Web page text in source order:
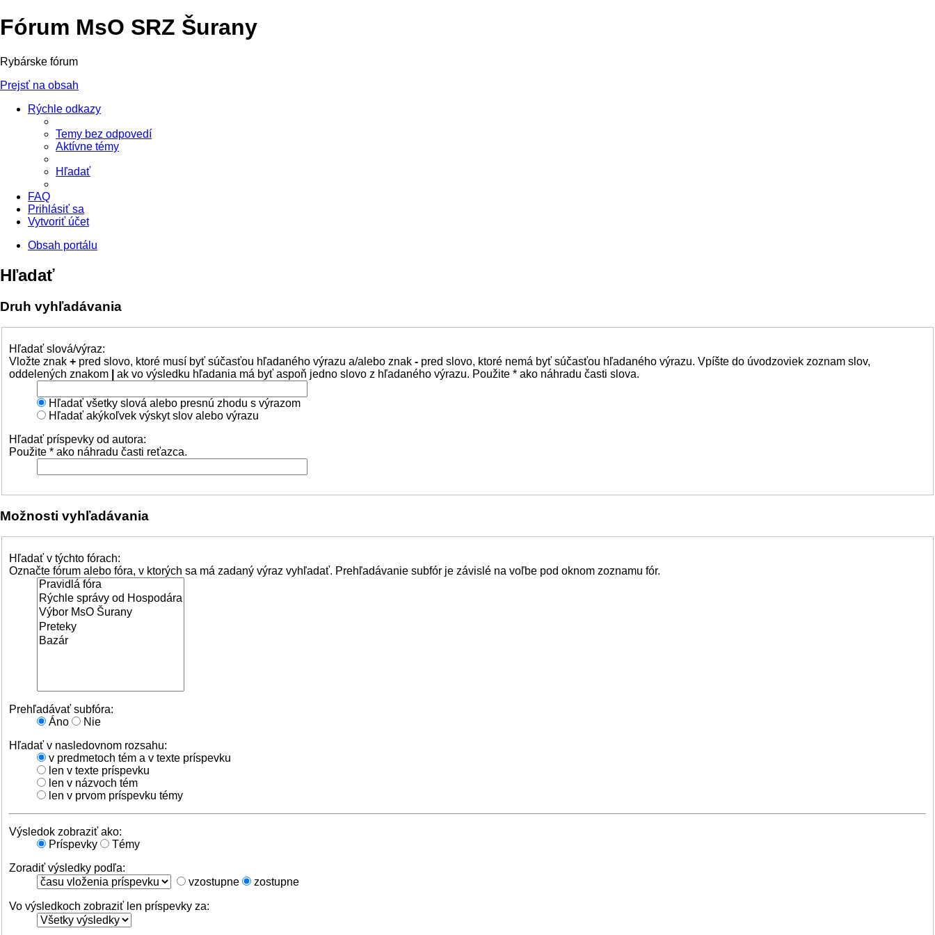
Fórum MsO SRZ Šurany
Rybárske fórum
Prejsť na obsah
Rýchle odkazy
Temy bez odpovedí
Aktívne témy
Hľadať
FAQ
Prihlásiť sa
Vytvoriť účet
Obsah portálu
Hľadať
Druh vyhľadávania
Hľadať slová/výraz:
Vložte znak + pred slovo, ktoré musí byť súčasťou hľadaného výrazu a/alebo znak - pred slovo, ktoré nemá byť súčasťou hľadaného výrazu. Vpíšte do úvodzoviek zoznam slov,
oddelených znakom
ak vo výsledku hľadania má byť aspoň jedno slovo z hľadaného výrazu. Použite * ako náhradu časti slova.
Hľadať všetky slová alebo presnú zhodu s výrazom
Hľadať akýkoľvek výskyt slov alebo výrazu
Hľadať príspevky od autora:
Použite * ako náhradu časti reťazca.
Možnosti vyhľadávania
Hľadať v týchto fórach:
Označte fórum alebo fóra, v ktorých sa má zadaný výraz vyhľadať. Prehľadávanie subfór je závislé na voľbe pod oknom zoznamu fór.
Prehľadávať subfóra:
Áno
Nie
Hľadať v nasledovnom rozsahu:
v predmetoch tém a v texte príspevku
len v texte príspevku
len v názvoch tém
len v prvom príspevku témy
Výsledok zobraziť ako:
Príspevky
Témy
Zoradiť výsledky podľa:
vzostupne
zostupne
Vo výsledkoch zobraziť len príspevky za: